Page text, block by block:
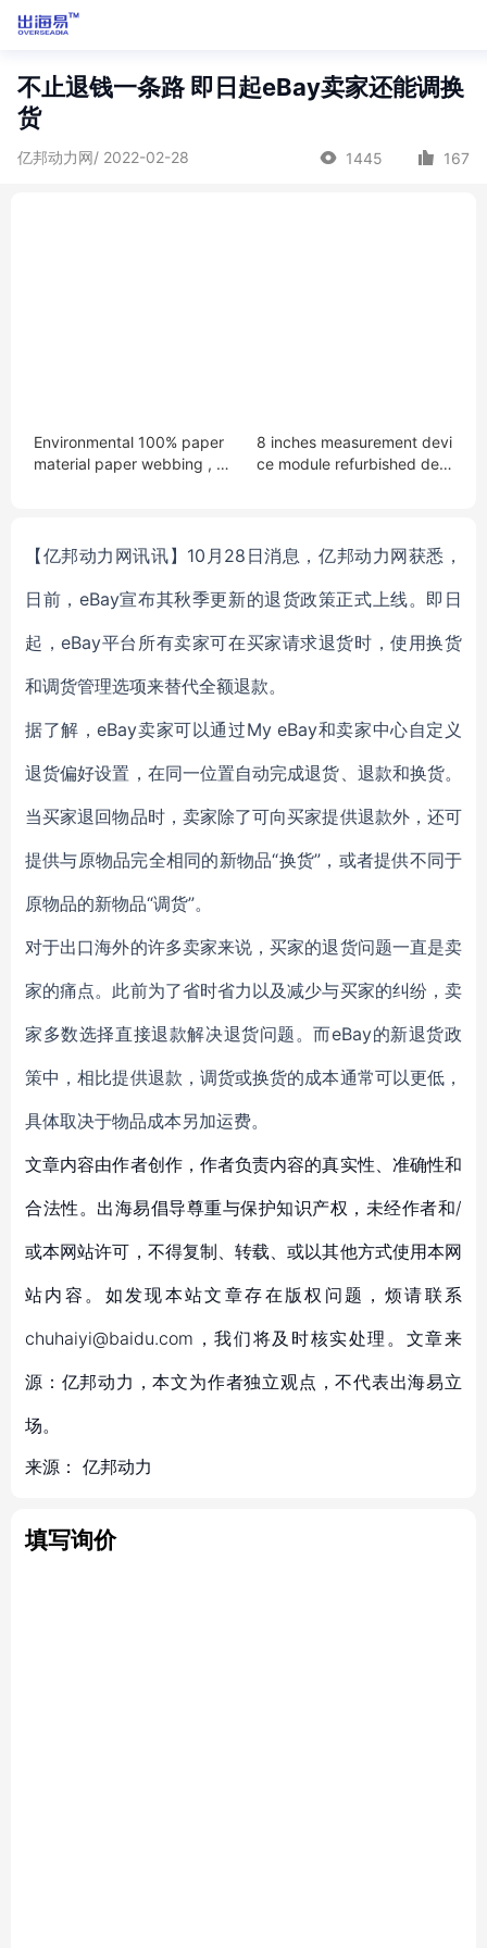
不止退钱一条路 即日起eBay卖家还能调换
货
亿邦动力网/ 2022-02-28 1445 167
Environmental 100% paper
material paper webbing , p
8 inches measurement devi
ce module refurbished dete
【亿邦动力网讯讯】10月28日消息，亿邦动力网获悉，
日前，eBay宣布其秋季更新的退货政策正式上线。即日
起，eBay平台所有卖家可在买家请求退货时，使用换货
和调货管理选项来替代全额退款。
据了解，eBay卖家可以通过My eBay和卖家中心自定义
退货偏好设置，在同一位置自动完成退货、退款和换货。
当买家退回物品时，卖家除了可向买家提供退款外，还可
提供与原物品完全相同的新物品“换货”，或者提供不同于
原物品的新物品“调货”。
对于出口海外的许多卖家来说，买家的退货问题一直是卖
家的痛点。此前为了省时省力以及减少与买家的纠纷，卖
家多数选择直接退款解决退货问题。而eBay的新退货政
策中，相比提供退款，调货或换货的成本通常可以更低，
具体取决于物品成本另加运费。
文章内容由作者创作，作者负责内容的真实性、准确性和
合法性。出海易倡导尊重与保护知识产权，未经作者和/
或本网站许可，不得复制、转载、或以其他方式使用本网
站内容。如发现本站文章存在版权问题，烦请联系
chuhaiyi@baidu.com，我们将及时核实处理。文章来
源：亿邦动力，本文为作者独立观点，不代表出海易立
场。
来源： 亿邦动力
填写询价